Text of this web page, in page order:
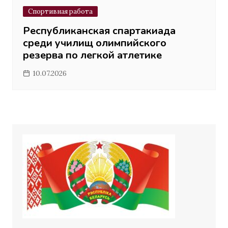
Спортивная работа
Республиканская спартакиада
среди училищ олимпийского
резерва по легкой атлетике
10.07.2026